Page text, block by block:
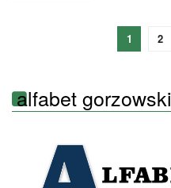
1 2
alfabet gorzowski